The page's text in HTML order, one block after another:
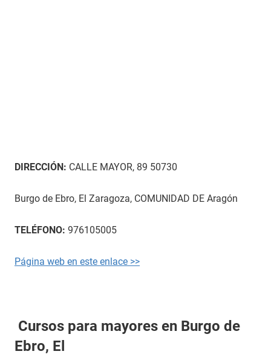
DIRECCIÓN: CALLE MAYOR, 89 50730
Burgo de Ebro, El Zaragoza, COMUNIDAD DE Aragón
TELÉFONO: 976105005
Página web en este enlace >>
Cursos para mayores en Burgo de
Ebro, El